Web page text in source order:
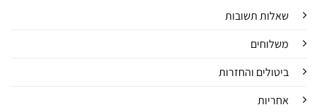
שאלות תשובות
משלוחים
ביטולים והחזרות
אחריות